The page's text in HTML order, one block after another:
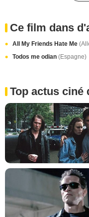
Ce film dans
All My Friends Hate Me
Todos me odian (Espagne)
Top actus ciné